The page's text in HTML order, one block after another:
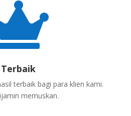
Terbaik
terbaik bagi para klien kami.
memuskan.